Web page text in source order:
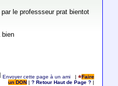
le professseur prat bientot
bien
Envoyer cette page à un ami |
Faire
un DON
|? Retour Haut de Page ?